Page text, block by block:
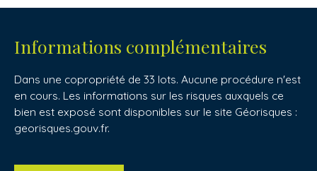
Informations complémentaires
Dans une copropriété de 33 lots. Aucune procédure n'est
en cours. Les informations sur les risques auxquels ce
bien est exposé sont disponibles sur le site Géorisques :
georisques.gouv.fr.